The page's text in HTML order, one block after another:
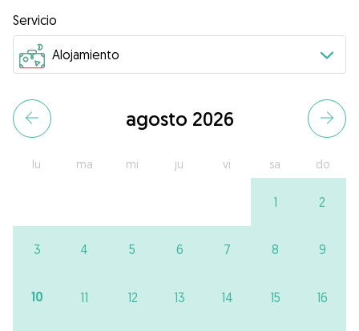
Servicio
agosto 2026
lu ma mi ju vi sa do
1 2
3 4 5 6 7 8 9
10 11 12 13 14 15 16